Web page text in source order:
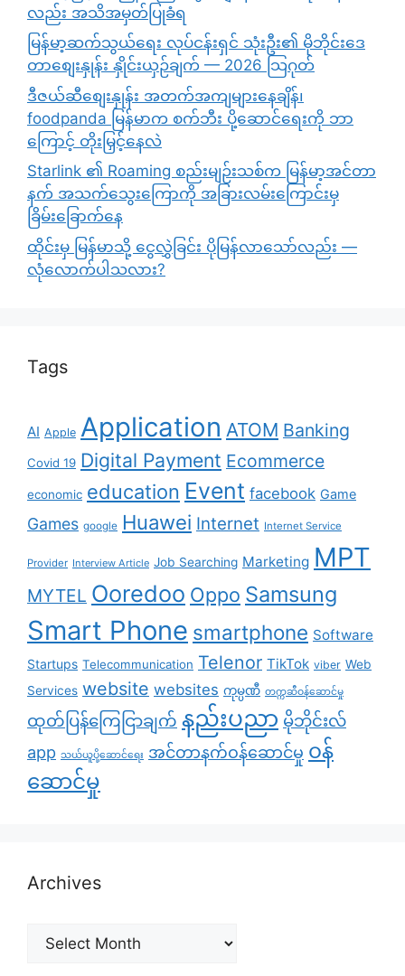
လည်း အသိအမှတ်ပြုခံရ
မြန်မာ့ဆက်သွယ်ရေး လုပ်ငန်းရှင် သုံးဦး၏ မိုဘိုင်းဒေ
တာစျေးနှုန်း နှိုင်းယှဉ်ချက် — 2026 သြဂုတ်
ဒီဇယ်ဆီစျေးနှုန်း အတက်အကျများနေချိန်၊
foodpanda မြန်မာက စက်ဘီး ပို့ဆောင်ရေးကို ဘာ
ကြောင့် တိုးမြှင့်နေလဲ
Starlink ၏ Roaming စည်းမျဉ်းသစ်က မြန်မာ့အင်တာ
နက် အသက်သွေးကြောကို အခြားလမ်းကြောင်းမှ
ခြိမ်းခြောက်နေ
ထိုင်းမှ မြန်မာသို့ ငွေလွှဲခြင်း ပိုမြန်လာသော်လည်း —
လုံလောက်ပါသလား?
Tags
AI Apple Application ATOM Banking
Covid 19 Digital Payment Ecommerce
economic education Event facebook Game
Games google Huawei Internet Internet Service
Provider Interview Article Job Searching Marketing MPT
MYTEL Ooredoo Oppo Samsung
Smart Phone smartphone Software
Startups Telecommunication Telenor TikTok viber Web
Services website websites ကုမ္ပဏီ တက္ကဆီဝန်ဆောင်မှု
ထုတ်ပြန်ကြေငြာချက် နည်းပညာ မိုဘိုင်းလ်
app သယ်ယူပို့ဆောင်ရေး အင်တာနက်ဝန်ဆောင်မှု ၀န်
ဆောင်မှု
Archives
Archives